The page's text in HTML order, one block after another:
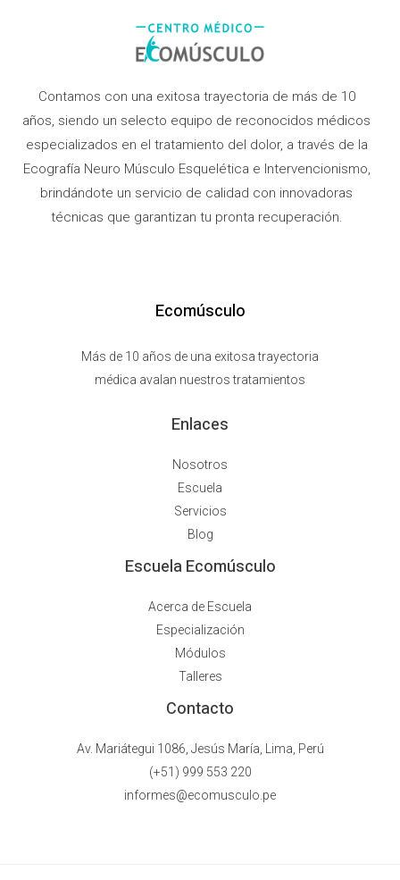
Contamos con una exitosa trayectoria de más de 10
años, siendo un selecto equipo de reconocidos médicos
especializados en el tratamiento del dolor, a través de la
Ecografía Neuro Músculo Esquelética e Intervencionismo,
brindándote un servicio de calidad con innovadoras
técnicas que garantizan tu pronta recuperación.
Ecomúsculo
Más de 10 años de una exitosa trayectoria
médica avalan nuestros tratamientos
Enlaces
Nosotros
Escuela
Servicios
Blog
Escuela Ecomúsculo
Acerca de Escuela
Especialización
Módulos
Talleres
Contacto
Av. Mariátegui 1086, Jesús María, Lima, Perú
(+51) 999 553 220
informes@ecomusculo.pe